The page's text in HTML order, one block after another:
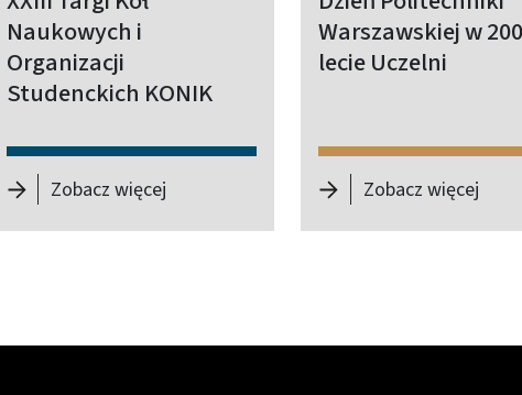
Konferencja Naukowo-Techniczna InterModal2026
Naukowych i
Organizacji
Studenckich KONIK
Zobacz więcej XXIII Targi Kół Naukowych i Organizacji
Warszawskiej w
lecie Uczelni
Zobacz więcej-